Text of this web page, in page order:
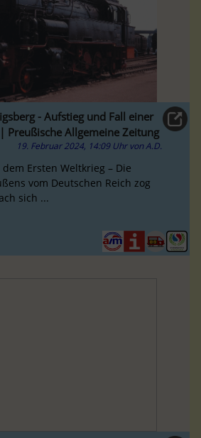
- Aufstieg und Fall einer
Preußische Allgemeine Zeitung
19. Februar 2024, 14:09 Uhr vonA.D.
Ersten Weltkrieg – Die
vom Deutschen Reich zog
sich ...